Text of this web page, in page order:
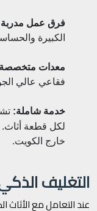
فرق عمل
الكبيرة
معدات
فقاعي عالي
خدمة شاملة:
لكل قطعة
خارج الكويت.
التغليف
عند التعامل مع الأثاث